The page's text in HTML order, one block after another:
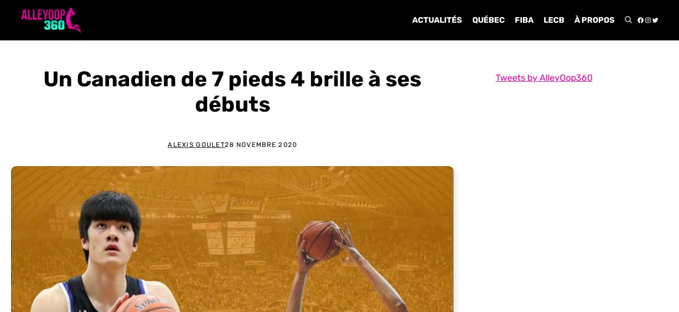
ACTUALITÉS QUÉBEC FIBA LECB À PROPOS
Un Canadien de 7 pieds 4 brille à ses
débuts
ALEXIS GOULET28 NOVEMBRE 2020
Tweets by AlleyOop360